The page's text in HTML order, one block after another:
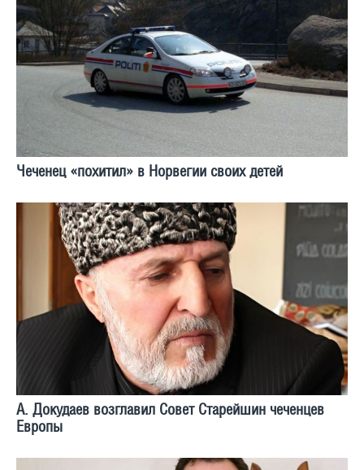
Чеченец «похитил» в Норвегии своих детей
А. Докудаев возглавил Совет Старейшин чеченцев
Европы